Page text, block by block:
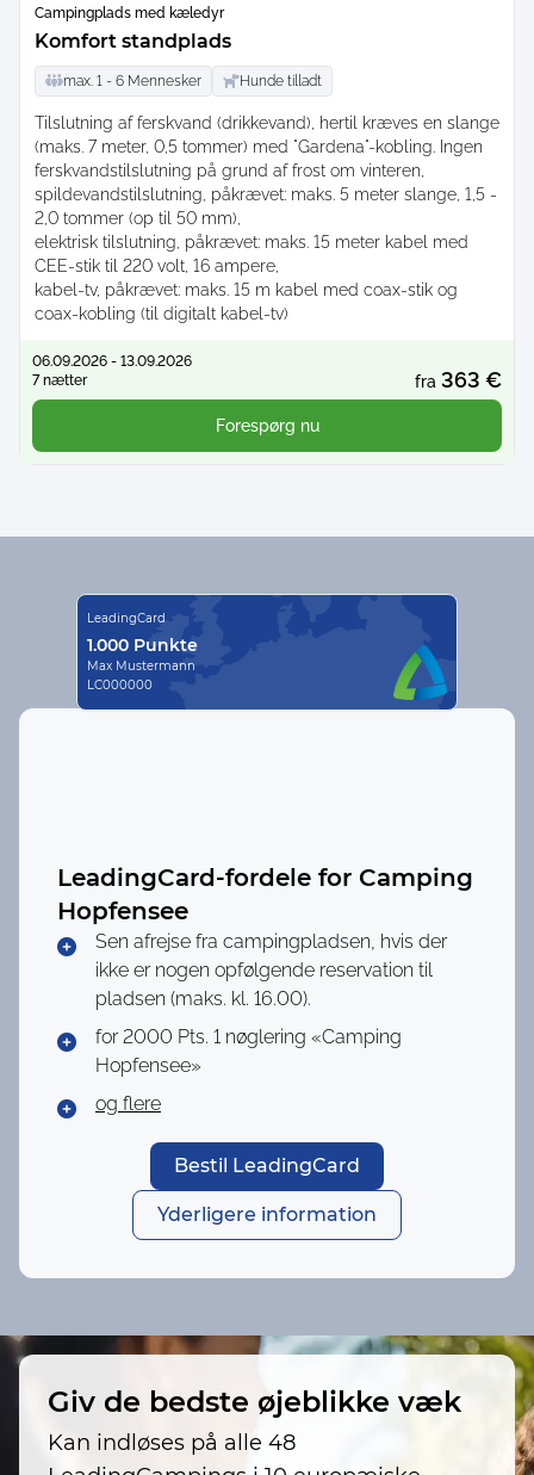
Campingplads med kæledyr
Komfort standplads
max. 1 - 6 Mennesker Hunde tilladt
Tilslutning af ferskvand (drikkevand), hertil kræves en slange
(maks. 7 meter, 0,5 tommer) med "Gardena"-kobling. Ingen
ferskvandstilslutning på grund af frost om vinteren
spildevandstilslutning, påkrævet: maks. 5 meter slange, 1,5 -
2,0 tommer (op til 50 mm)
elektrisk tilslutning, påkrævet: maks. 15 meter kabel med
CEE-stik til 220 volt, 16 ampere
kabel-tv, påkrævet: maks. 15 m kabel med coax-stik og
coax-kobling (til digitalt kabel-tv)
06.09.2026 - 13.09.2026
7 nætter
fra 363 €
Forespørg nu
LeadingCard-fordele for Camping
Hopfensee
Sen afrejse fra campingpladsen, hvis der
ikke er nogen opfølgende reservation til
pladsen (maks. kl. 16.00).
for 2000 Pts. 1 nøglering «Camping
Hopfensee»
og flere
Bestil LeadingCard
Yderligere information
LeadingCard
1.000 Punkte
Max Mustermann
LC000000
Giv de bedste øjeblikke væk
Kan indløses på alle 48